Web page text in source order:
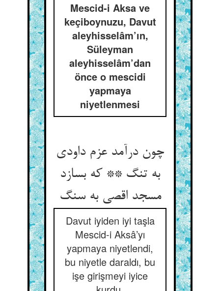
Mescid-i Aksa ve
keçiboynuzu, Davut
aleyhisselâm’ın,
Süleyman
aleyhisselâm’dan
önce o mescidi
yapmaya
niyetlenmesi
چون درآمد عزم داودی
به تنگ ** که بسازد
مسجد اقصی به سنگ
Davut iyiden iyi taşla
Mescid-i Aksâ’yı
yapmaya niyetlendi,
bu niyetle daraldı, bu
işe girişmeyi iyice